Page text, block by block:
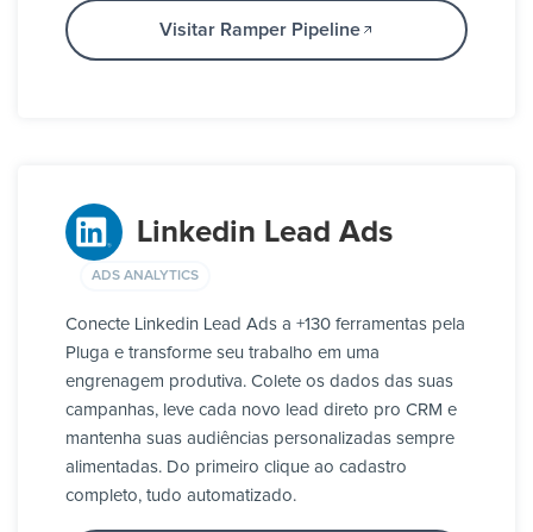
Visitar Ramper Pipeline
Linkedin Lead Ads
ADS ANALYTICS
Conecte Linkedin Lead Ads a +130 ferramentas pela
Pluga e transforme seu trabalho em uma
engrenagem produtiva. Colete os dados das suas
campanhas, leve cada novo lead direto pro CRM e
mantenha suas audiências personalizadas sempre
alimentadas. Do primeiro clique ao cadastro
completo, tudo automatizado.